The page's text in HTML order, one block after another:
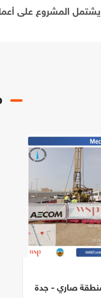
صاري - جدة